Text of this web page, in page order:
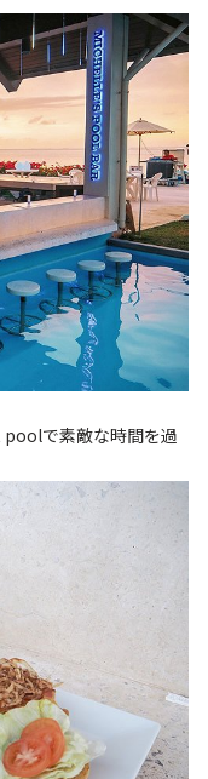
で素敵な時間を過